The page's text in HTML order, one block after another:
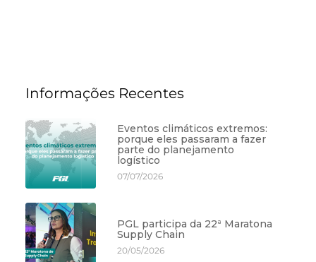
Informações Recentes
Eventos climáticos extremos:
porque eles passaram a fazer
parte do planejamento
logístico
07/07/2026
PGL participa da 22ª Maratona
Supply Chain
20/05/2026